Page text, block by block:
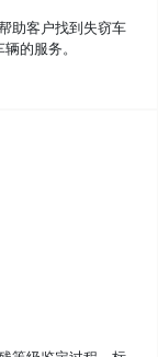
助客户找到失窃车
的服务。